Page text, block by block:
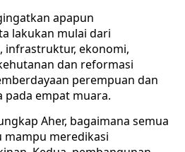
apapun
lakukan mulai dari
infrastruktur, ekonomi,
dan reformasi
perempuan dan
pada empat muara.
Aher, bagaimana semua
mampu meredikasi